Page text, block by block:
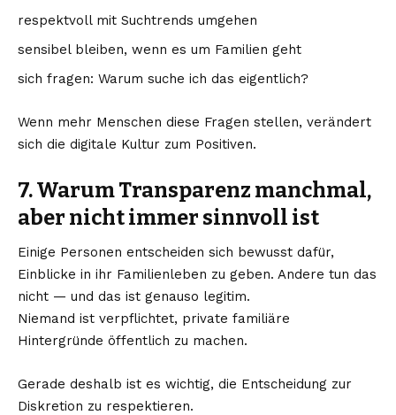
respektvoll mit Suchtrends umgehen
sensibel bleiben, wenn es um Familien geht
sich fragen: Warum suche ich das eigentlich?
Wenn mehr Menschen diese Fragen stellen, verändert
sich die digitale Kultur zum Positiven.
7. Warum Transparenz manchmal,
aber nicht immer sinnvoll ist
Einige Personen entscheiden sich bewusst dafür,
Einblicke in ihr Familienleben zu geben. Andere tun das
nicht — und das ist genauso legitim.
Niemand ist verpflichtet, private familiäre
Hintergründe öffentlich zu machen.
Gerade deshalb ist es wichtig, die Entscheidung zur
Diskretion zu respektieren.